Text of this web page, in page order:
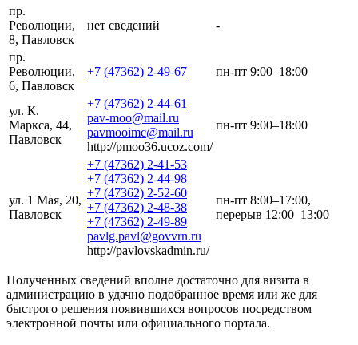
пр.
Революции,
8, Павловск
нет сведений -
пр.
Революции,
6, Павловск
+7 (47362) 2-49-67 пн-пт 9:00–18:00
ул. К.
Маркса, 44,
Павловск
+7 (47362) 2-44-61
pav-moo@mail.ru
pavmooimc@mail.ru
http://pmoo36.ucoz.com/
пн-пт 9:00–18:00
ул. 1 Мая, 20,
Павловск
+7 (47362) 2-41-53
+7 (47362) 2-44-98
+7 (47362) 2-52-60
+7 (47362) 2-48-38
+7 (47362) 2-49-89
pavlg.pavl@govvrn.ru
http://pavlovskadmin.ru/
пн-пт 8:00–17:00,
перерыв 12:00–13:00
Полученных сведений вполне достаточно для визита в
администрацию в удачно подобранное время или же для
быстрого решения появившихся вопросов посредством
электронной почты или официального портала.